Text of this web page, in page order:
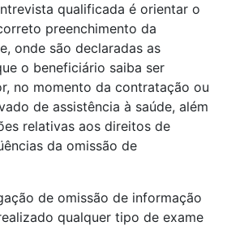
qualificada é orientar o
preenchimento da
onde são declaradas as
o beneficiário saiba ser
no momento da contratação ou
de assistência à saúde, além
relativas aos direitos de
da omissão de
de omissão de informação
qualquer tipo de exame